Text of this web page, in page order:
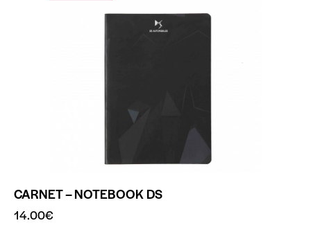
CARNET – NOTEBOOK DS
14.00€